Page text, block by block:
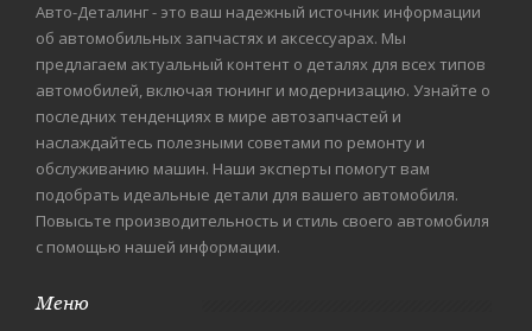
Авто-Деталинг - это ваш надежный источник информации
об автомобильных запчастях и аксессуарах. Мы
предлагаем актуальный контент о деталях для всех типов
автомобилей, включая тюнинг и модернизацию. Узнайте о
последних тенденциях в мире автозапчастей и
наслаждайтесь полезными советами по ремонту и
обслуживанию машин. Наши эксперты помогут вам
подобрать идеальные детали для вашего автомобиля.
Повысьте производительность и стиль своего автомобиля
с помощью нашей информации.
Меню